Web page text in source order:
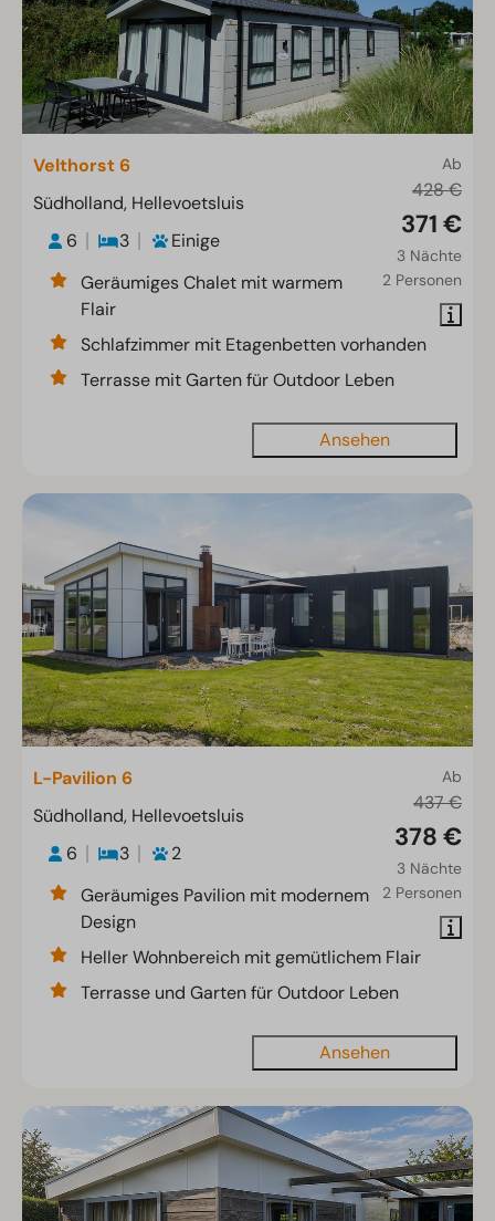
Ab
428 €
371 €
3 Nächte
2 Personen
Velthorst 6
Südholland, Hellevoetsluis
6
3
Einige
Geräumiges Chalet mit warmem
Flair
Schlafzimmer mit Etagenbetten vorhanden
Terrasse mit Garten für Outdoor Leben
Ansehen
Ab
437 €
378 €
3 Nächte
2 Personen
L-Pavilion 6
Südholland, Hellevoetsluis
6
3
2
Geräumiges Pavilion mit modernem
Design
Heller Wohnbereich mit gemütlichem Flair
Terrasse und Garten für Outdoor Leben
Ansehen